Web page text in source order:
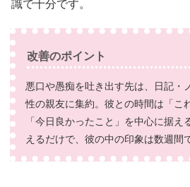
識で十分です。
改善のポイント
悪口や愚痴を吐き出す先は、日記・
性の親友に集約。彼との時間は「こ
「今日良かったこと」を中心に据え
えるだけで、彼の中の印象は数週間